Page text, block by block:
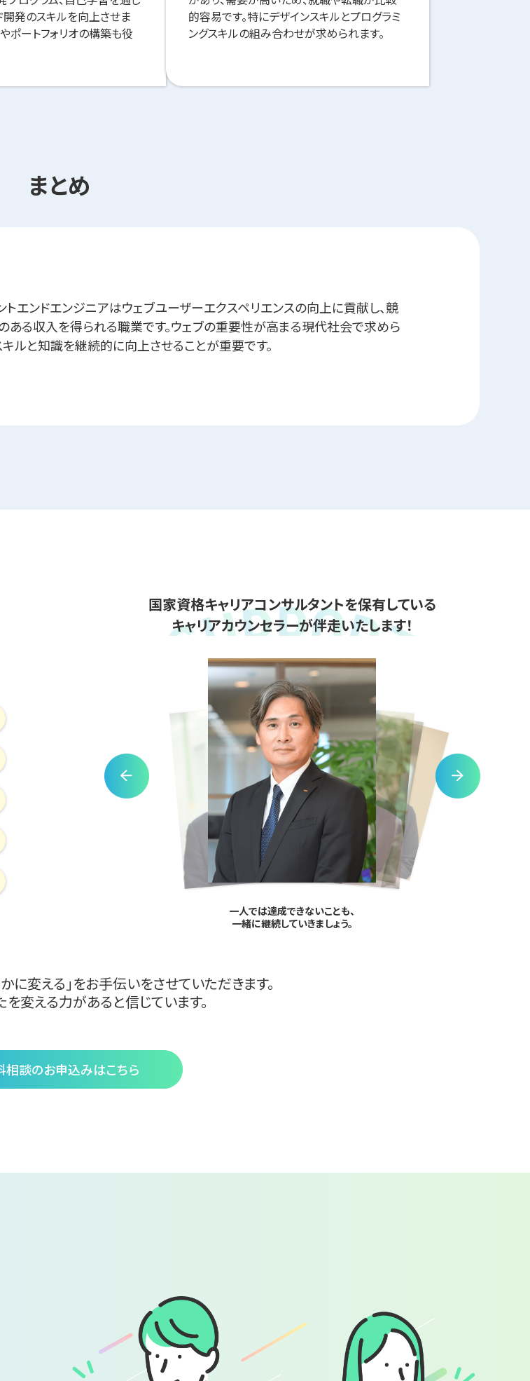
開発のスキルを向上させま
ポートフォリオの構築も役
的容易です。特にデザインスキルとプログラミ
ングスキルの組み合わせが求められます。
まとめ
トエンドエンジニアはウェブユーザーエクスペリエンスの向上に貢献し、競
ある収入を得られる職業です。ウェブの重要性が高まる現代社会で求めら
キルと知識を継続的に向上させることが重要です。
国家資格キャリアコンサルタントを保有している
キャリアカウンセラーが伴走いたします！
一人では達成できないことも、
一緒に継続していきましょう。
に変える」をお手伝いをさせていただきます。
変える力があると信じています。
相談のお申込みはこちら